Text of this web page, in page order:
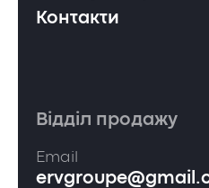
Контакти
Відділ продажу
Email